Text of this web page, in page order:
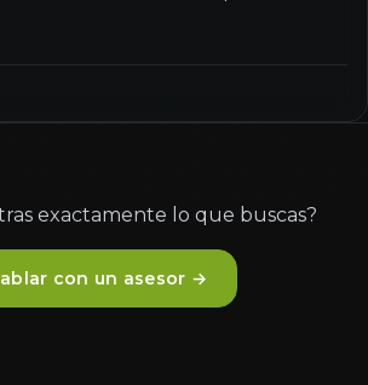
exactamente lo que buscas?
con un asesor →